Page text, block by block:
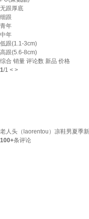
无跟厚底
细跟
青年
中年
低跟(1.1-3cm)
高跟(5.6-8cm)
综合 销量 评论数 新品 价格
1/1 < >
老人头（laorentou）凉鞋男夏季
100+条评论